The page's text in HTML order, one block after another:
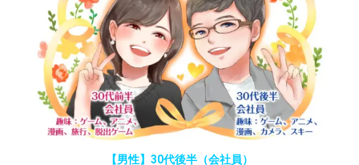
【男性】30代後半（会社員）